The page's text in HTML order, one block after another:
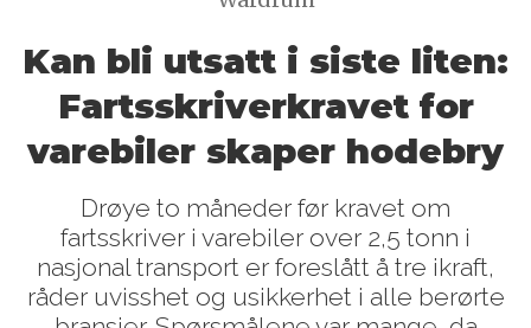
Kan bli utsatt i siste liten:
Fartsskriverkravet for
varebiler skaper hodebry
Drøye to måneder før kravet om
fartsskriver i varebiler over 2,5 tonn i
nasjonal transport er foreslått å tre ikraft,
råder uvisshet og usikkerhet i alle berørte